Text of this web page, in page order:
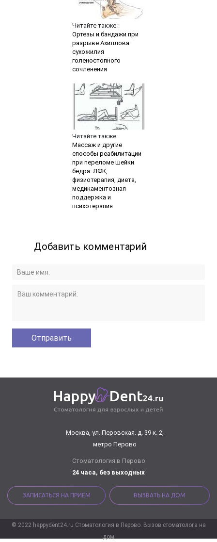
Читайте также:
Ортезы и бандажи при
разрыве Ахиллова
сухожилия
голеностопного
сочленения
Читайте также:
Массаж и другие
способы реабилитации
при переломе шейки
бедра: ЛФК,
физиотерапия, диета,
медикаментозная
поддержка и
психотерапия
Добавить комментарий
Москва, ул. Перовская. д. 39 к. 2,
метро Перово
Стоматология в Перово
24 часа, без выходных
ЗАПИСАТЬСЯ НА ПРИЕМ ВЫЗВАТЬ НА ДОМ
© 2022 happydent24.ru Стоматология в Перово. Вызов стоматолога на
дом